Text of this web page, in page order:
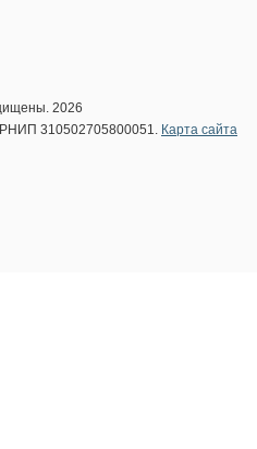
2026
310502705800051. Карта сайта